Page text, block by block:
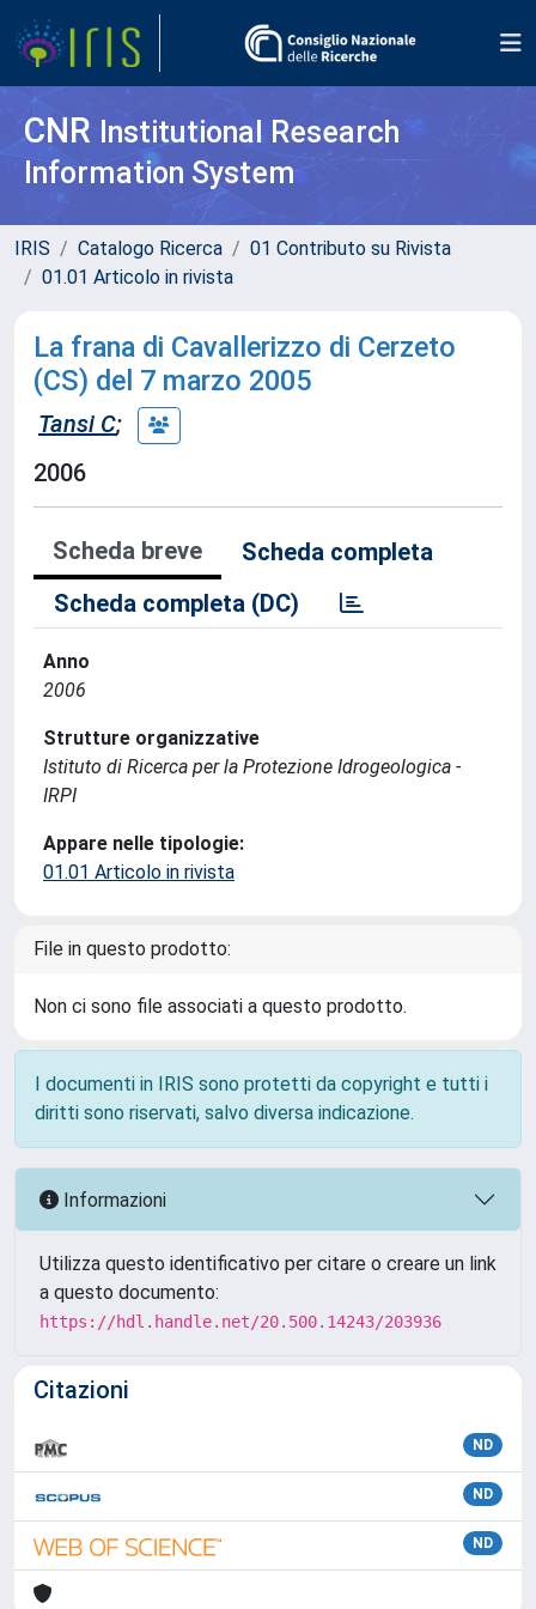
CNR Institutional Research
Information System
IRIS Catalogo Ricerca
01 Contributo su Rivista
01.01 Articolo in rivista
La frana di Cavallerizzo di Cerzeto
(CS) del 7 marzo 2005
Tansi C;
2006
Scheda breve
Scheda completa
Scheda completa (DC)
Anno
2006
Strutture organizzative
Istituto di Ricerca per la Protezione Idrogeologica -
IRPI
Appare nelle tipologie:
01.01 Articolo in rivista
File in questo prodotto:
Non ci sono file associati a questo prodotto.
I documenti in IRIS sono protetti da copyright e tutti i
diritti sono riservati, salvo diversa indicazione.
Informazioni
Utilizza questo identificativo per citare o creare un link
a questo documento:
https://hdl.handle.net/20.500.14243/203936
Citazioni
ND
ND
ND